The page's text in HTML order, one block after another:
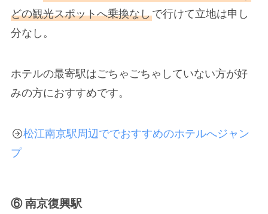
どの観光スポットへ乗換なしで行けて立地は申し
分なし。
ホテルの最寄駅はごちゃごちゃしていない方が好
みの方におすすめです。
松江南京駅周辺ででおすすめのホテルへジャン
プ
⑥ 南京復興駅